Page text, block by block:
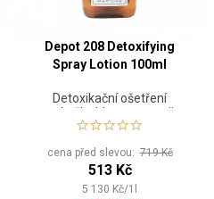
Depot 208 Detoxifying
Spray Lotion 100ml
Detoxikační ošetření
pokožky hlavy ve spreji
cena před slevou:719 Kč
513 Kč
5 130 Kč/1